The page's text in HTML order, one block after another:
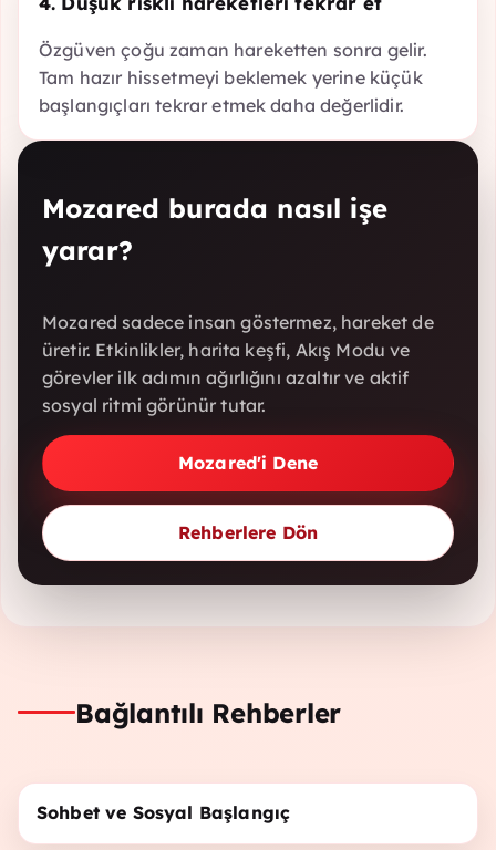
Özgüven çoğu zaman hareketten sonra gelir.
Tam hazır hissetmeyi beklemek yerine küçük
başlangıçları tekrar etmek daha değerlidir.
Mozared burada nasıl işe
yarar?
Mozared sadece insan göstermez, hareket de
üretir. Etkinlikler, harita keşfi, Akış Modu ve
görevler ilk adımın ağırlığını azaltır ve aktif
sosyal ritmi görünür tutar.
Mozared'i Dene
Rehberlere Dön
Bağlantılı Rehberler
Sohbet ve Sosyal Başlangıç